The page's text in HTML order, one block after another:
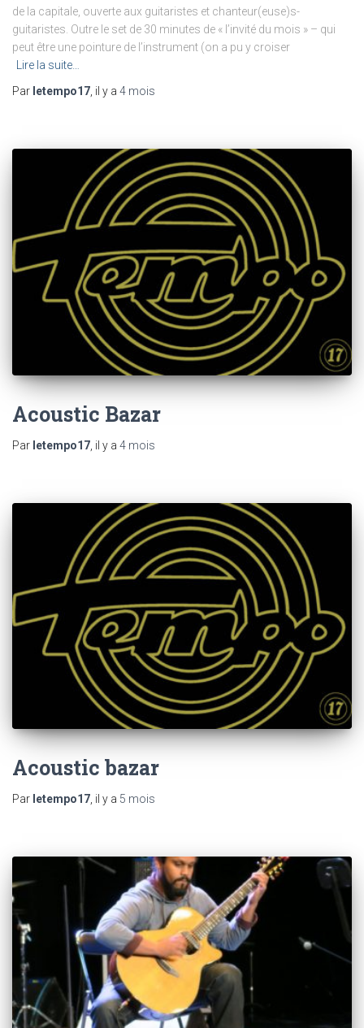
de la capitale, ouverte aux guitaristes et chanteur(euse)s-
guitaristes. Outre le set de 30 minutes de « l’invité du mois » – qui
peut être une pointure de l’instrument (on a pu y croiser
Lire la suite…
Par letempo17 , il y a 4 mois
Acoustic Bazar
Par letempo17 , il y a 4 mois
Acoustic bazar
Par letempo17, il y a 5 mois